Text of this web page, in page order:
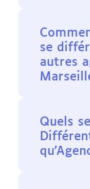
se
autres
Quels